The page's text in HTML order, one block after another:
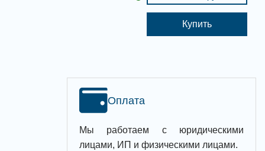
Купить
Оплата
Мы работаем с юридическими
лицами, ИП и физическими лицами.